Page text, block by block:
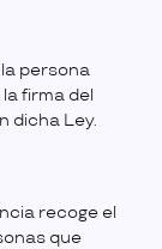
persona
firma del
dicha Ley.
recoge el
que